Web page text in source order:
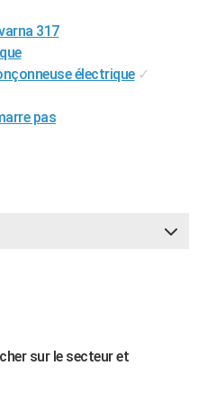
317
électrique ✓
pas
sur le secteur et